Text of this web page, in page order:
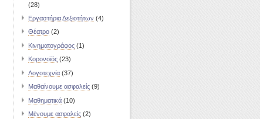
(28)
Εργαστήρια Δεξιοτήτων (4)
Θέατρο (2)
Κινηματογράφος (1)
Κορονοϊός (23)
Λογοτεχνία (37)
Μαθαίνουμε ασφαλείς (9)
Μαθηματικά (10)
Μένουμε ασφαλείς (2)